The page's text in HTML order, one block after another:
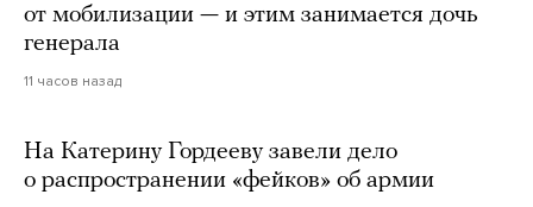
от мобилизации — и этим занимается дочь
генерала
11 часов назад
На Катерину Гордееву завели дело
о распространении «фейков» об армии